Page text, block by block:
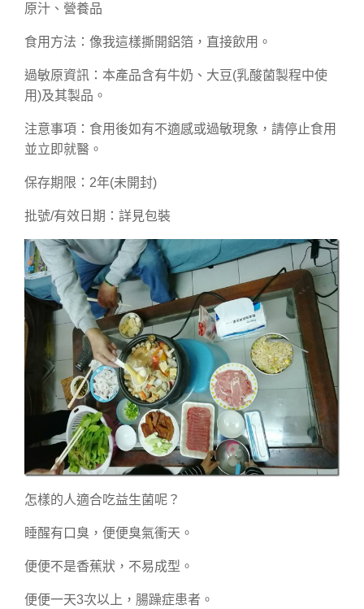
原汁、營養品
食用方法：像我這樣撕開鋁箔，直接飲用。
過敏原資訊：本產品含有牛奶、大豆(乳酸菌製程中使
用)及其製品。
注意事項：食用後如有不適感或過敏現象，請停止食用
並立即就醫。
保存期限：2年(未開封)
批號/有效日期：詳見包裝
怎樣的人適合吃益生菌呢？
睡醒有口臭，便便臭氣衝天。
便便不是香蕉狀，不易成型。
便便一天3次以上，腸躁症患者。